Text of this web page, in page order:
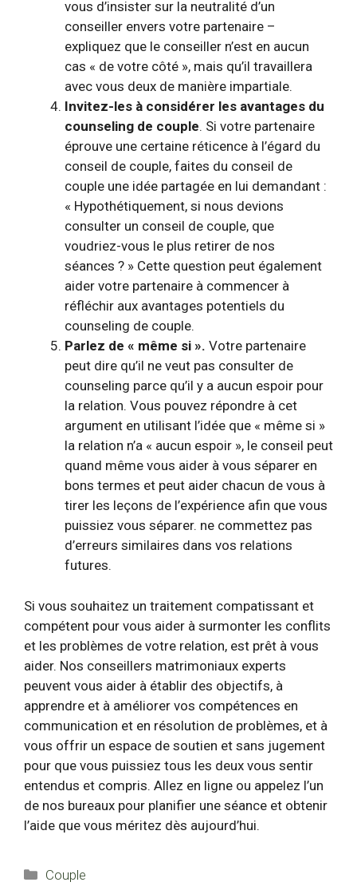
vous d’insister sur la neutralité d’un
conseiller envers votre partenaire –
expliquez que le conseiller n’est en aucun
cas « de votre côté », mais qu’il travaillera
avec vous deux de manière impartiale.
Invitez-les à considérer les avantages du
counseling de couple. Si votre partenaire
éprouve une certaine réticence à l’égard du
conseil de couple, faites du conseil de
couple une idée partagée en lui demandant :
« Hypothétiquement, si nous devions
consulter un conseil de couple, que
voudriez-vous le plus retirer de nos
séances ? » Cette question peut également
aider votre partenaire à commencer à
réfléchir aux avantages potentiels du
counseling de couple.
Parlez de « même si ». Votre partenaire
peut dire qu’il ne veut pas consulter de
counseling parce qu’il y a aucun espoir pour
la relation. Vous pouvez répondre à cet
argument en utilisant l’idée que « même si »
la relation n’a « aucun espoir », le conseil peut
quand même vous aider à vous séparer en
bons termes et peut aider chacun de vous à
tirer les leçons de l’expérience afin que vous
puissiez vous séparer. ne commettez pas
d’erreurs similaires dans vos relations
futures.
Si vous souhaitez un traitement compatissant et
compétent pour vous aider à surmonter les conflits
et les problèmes de votre relation, est prêt à vous
aider. Nos conseillers matrimoniaux experts
peuvent vous aider à établir des objectifs, à
apprendre et à améliorer vos compétences en
communication et en résolution de problèmes, et à
vous offrir un espace de soutien et sans jugement
pour que vous puissiez tous les deux vous sentir
entendus et compris. Allez en ligne ou appelez l’un
de nos bureaux pour planifier une séance et obtenir
l’aide que vous méritez dès aujourd’hui.
Catégories
Couple